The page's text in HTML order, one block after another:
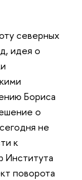
северных
идея о
Бориса
о
не
к
Института
поворота